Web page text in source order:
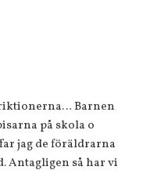
Barnen
på skola o
jag de föräldrarna
Antagligen så har vi